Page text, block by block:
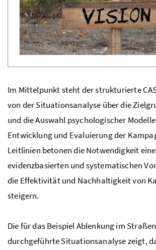
Im Mittelpunkt steht der strukturierte
von der Situationsanalyse über die
und die Auswahl psychologischer
Entwicklung und Evaluierung der
Leitlinien betonen die Notwendigkeit
evidenzbasierten und systematischen
die Effektivität und Nachhaltigkeit von
steigern.
Die für das Beispiel Ablenkung im
durchgeführte Situationsanalyse zeigt,